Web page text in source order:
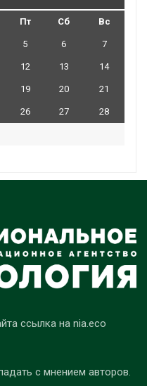
Пт Сб Вс
5 6 7
12 13 14
19 20 21
26 27 28
ссылка на nia.eco
с мнением авторов.